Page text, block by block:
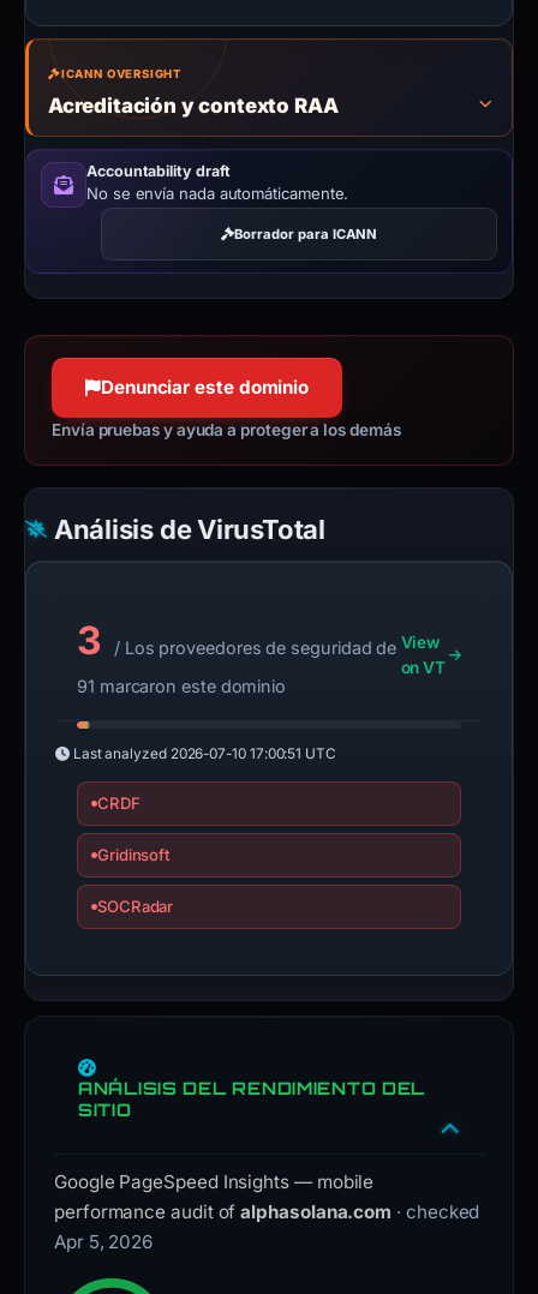
ICANN OVERSIGHT
Acreditación y contexto RAA
Accountability draft
No se envía nada automáticamente.
Borrador para ICANN
Denunciar este dominio
Envía pruebas y ayuda a proteger a los demás
Análisis de VirusTotal
3
/ Los proveedores de seguridad de
91 marcaron este dominio
View
on VT
Last analyzed 2026-07-10 17:00:51 UTC
CRDF
Gridinsoft
SOCRadar
ANÁLISIS DEL RENDIMIENTO DEL
SITIO
Google PageSpeed Insights — mobile
performance audit ofalphasolana.com · checked
Apr 5, 2026